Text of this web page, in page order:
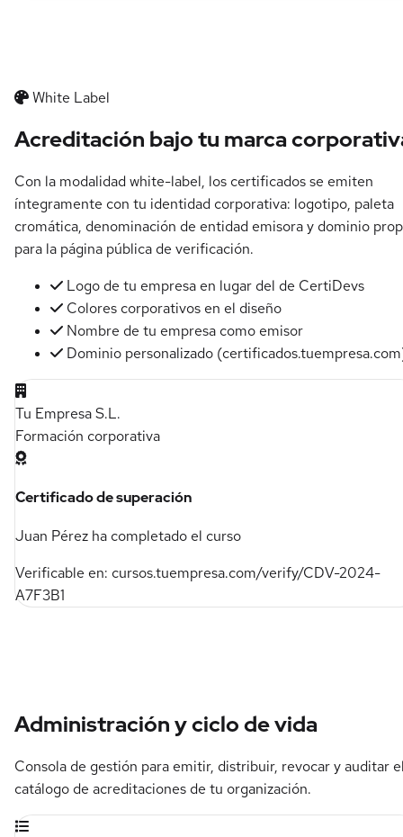
White Label
Acreditación bajo tu marca
Con la modalidad white-label, los certificados se emiten
íntegramente con tu identidad corporativa: logotipo, paleta
cromática, denominación de entidad emisora y dominio
para la página pública de verificación.
Logo de tu empresa en lugar del de CertiDevs
Colores corporativos en el diseño
Nombre de tu empresa como emisor
Dominio personalizado
Tu Empresa S.L.
Formación corporativa
Certificado de superación
Juan Pérez ha completado el curso
Verificable en: cursos.tuempresa.com/verify/CDV-2024-
A7F3B1
Administración y ciclo de vida
Consola de gestión para emitir, distribuir, revocar y auditar
catálogo de acreditaciones de tu organización.